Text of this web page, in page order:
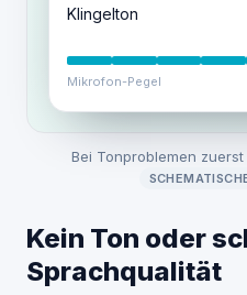
Klingelton
Mikrofon-Pegel
Bei Tonproblemen
Kein Ton oder
Sprachqualität